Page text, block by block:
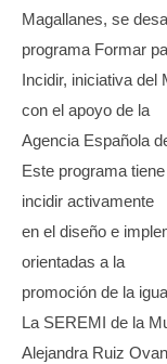
Magallanes, se
programa Formar
Incidir, iniciativa del
con el apoyo de la
Agencia Española
Este programa
incidir activamente
en el diseño e
orientadas a la
promoción de la
La SEREMI de la
Alejandra Ruiz